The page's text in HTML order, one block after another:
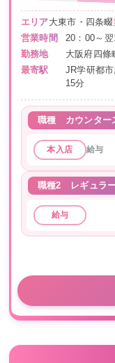
エリア大東市・四条畷
営業時間
20：00～
勤務地
大阪府四
最寄駅
JR学研都
15分
職種 カウンター
本入店 給与
職種2 レギュラ
給与